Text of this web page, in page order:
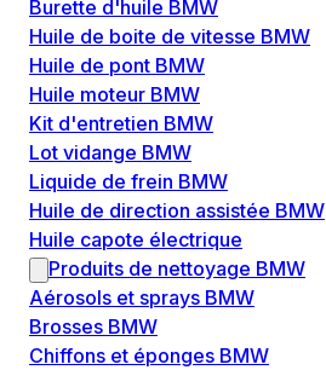
Burette d'huile BMW
Huile de boite de vitesse BMW
Huile de pont BMW
Huile moteur BMW
Kit d'entretien BMW
Lot vidange BMW
Liquide de frein BMW
Huile de direction assistée BMW
Huile capote électrique
Produits de nettoyage BMW
Aérosols et sprays BMW
Brosses BMW
Chiffons et éponges BMW